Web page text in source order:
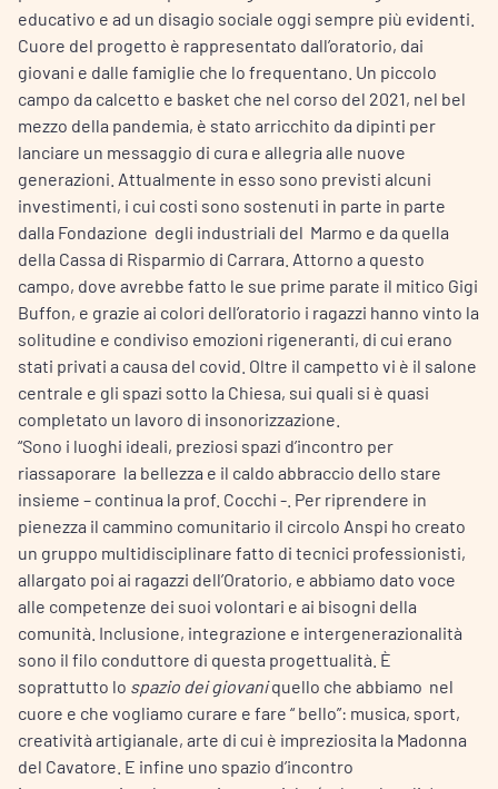
educativo e ad un disagio sociale oggi sempre più evidenti.
Cuore del progetto è rappresentato dall’oratorio, dai
giovani e dalle famiglie che lo frequentano. Un piccolo
campo da calcetto e basket che nel corso del 2021, nel bel
mezzo della pandemia, è stato arricchito da dipinti per
lanciare un messaggio di cura e allegria alle nuove
generazioni. Attualmente in esso sono previsti alcuni
investimenti, i cui costi sono sostenuti in parte in parte
dalla Fondazione degli industriali del Marmo e da quella
della Cassa di Risparmio di Carrara. Attorno a questo
campo, dove avrebbe fatto le sue prime parate il mitico Gigi
Buffon, e grazie ai colori dell’oratorio i ragazzi hanno vinto la
solitudine e condiviso emozioni rigeneranti, di cui erano
stati privati a causa del covid. Oltre il campetto vi è il salone
centrale e gli spazi sotto la Chiesa, sui quali si è quasi
completato un lavoro di insonorizzazione.
“Sono i luoghi ideali, preziosi spazi d’incontro per
riassaporare la bellezza e il caldo abbraccio dello stare
insieme – continua la prof. Cocchi -. Per riprendere in
pienezza il cammino comunitario il circolo Anspi ho creato
un gruppo multidisciplinare fatto di tecnici professionisti,
allargato poi ai ragazzi dell’Oratorio, e abbiamo dato voce
alle competenze dei suoi volontari e ai bisogni della
comunità. Inclusione, integrazione e intergenerazionalità
sono il filo conduttore di questa progettualità. È
soprattutto lo spazio dei giovaniquello che abbiamo nel
cuore e che vogliamo curare e fare “ bello”: musica, sport,
creatività artigianale, arte di cui è impreziosita la Madonna
del Cavatore. E infine uno spazio d’incontro